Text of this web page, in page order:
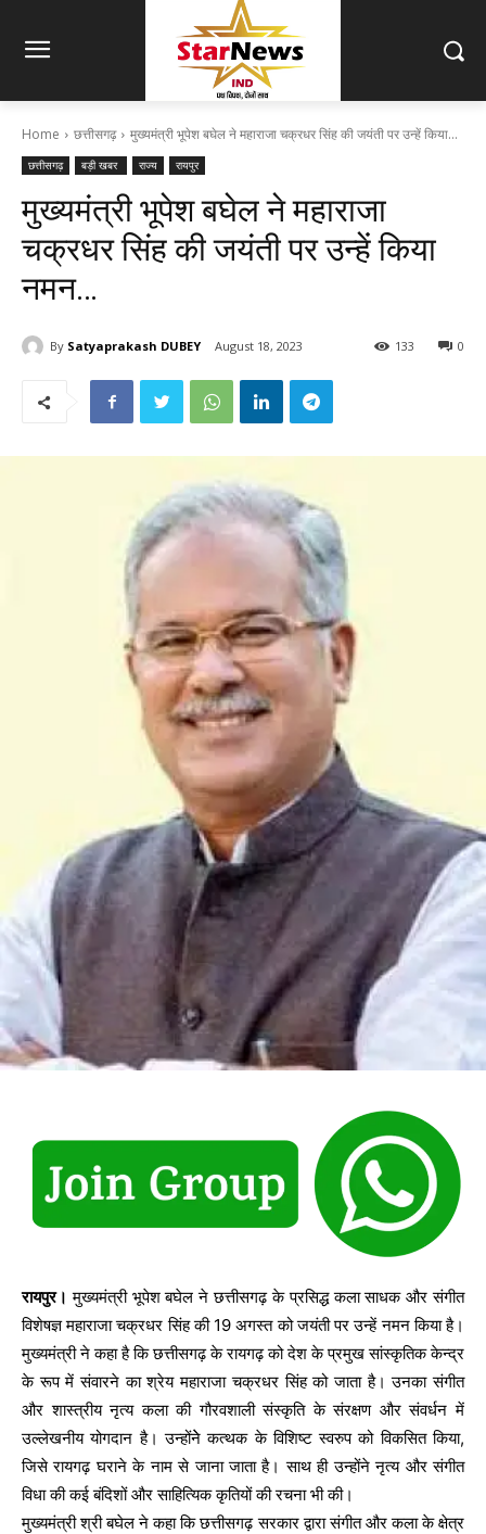
Home छत्तीसगढ़ मुख्यमंत्री भूपेश बघेल ने महाराजा चक्रधर सिंह की जयंती पर उन्हें किया...
छत्तीसगढ़ बड़ी खबर राज्य रायपुर
मुख्यमंत्री भूपेश बघेल ने महाराजा
चक्रधर सिंह की जयंती पर उन्हें किया
नमन…
By Satyaprakash DUBEY August 18, 2023 0
133
रायपुर। मुख्यमंत्री भूपेश बघेल ने छत्तीसगढ़ के प्रसिद्ध कला साधक और संगीत
विशेषज्ञ महाराजा चक्रधर सिंह की 19 अगस्त को जयंती पर उन्हें नमन किया है।
मुख्यमंत्री ने कहा है कि छत्तीसगढ़ के रायगढ़ को देश के प्रमुख सांस्कृतिक केन्द्र
के रूप में संवारने का श्रेय महाराजा चक्रधर सिंह को जाता है। उनका संगीत
और शास्त्रीय नृत्य कला की गौरवशाली संस्कृति के संरक्षण और संवर्धन में
उल्लेखनीय योगदान है। उन्होंनेे कत्थक के विशिष्ट स्वरुप को विकसित किया,
जिसे रायगढ़ घराने के नाम से जाना जाता है। साथ ही उन्होंने नृत्य और संगीत
विधा की कई बंदिशों और साहित्यिक कृतियों की रचना भी की।
मुख्यमंत्री श्री बघेल ने कहा कि छत्तीसगढ़ सरकार द्वारा संगीत और कला के क्षेत्र